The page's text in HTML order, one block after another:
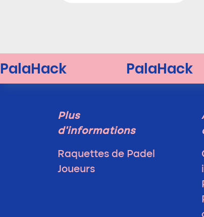
Plus
d'informations
Raquettes de Padel
Joueurs